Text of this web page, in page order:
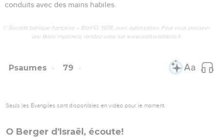
conduits avec des mains habiles.
© Société biblique française – Bibli’O, 1978, avec autorisation. Pour vous procurer
une Bible imprimée, rendez-vous sur www.editionsbiblio.fr
Psaumes 79
Seuls les Évangiles sont disponibles en vidéo pour le moment.
O Berger d'Israël, écoute!